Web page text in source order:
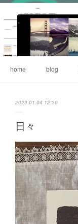
home blog
2023.01.04 12:30
日々